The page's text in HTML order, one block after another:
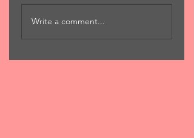
μάνα"
Write a comment...